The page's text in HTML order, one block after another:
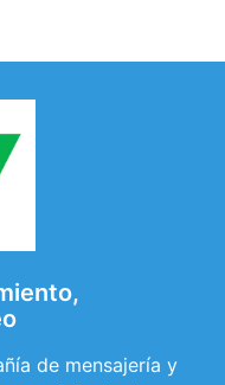
de mensajería y